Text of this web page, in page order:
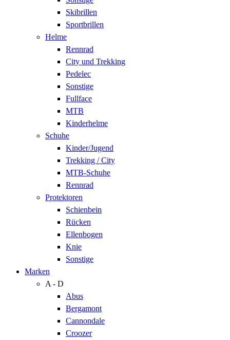
Skibrillen
Sportbrillen
Helme
Rennrad
City und Trekking
Pedelec
Sonstige
Fullface
MTB
Kinderhelme
Schuhe
Kinder/Jugend
Trekking / City
MTB-Schuhe
Rennrad
Protektoren
Schienbein
Rücken
Ellenbogen
Knie
Sonstige
Marken
A - D
Abus
Bergamont
Cannondale
Croozer